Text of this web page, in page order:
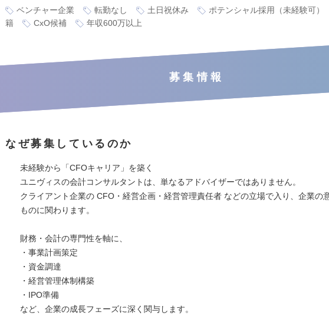
ベンチャー企業 転勤なし 土日祝休み
ポテンシャル採用（未経験可）
籍
CxO候補 年収600万以上
募集情報
なぜ募集しているのか
未経験から「CFOキャリア」を築く
ユニヴィスの会計コンサルタントは、単なるアドバイザーではありません。
クライアント企業の CFO・経営企画・経営管理責任者 などの立場で入り、企業の
ものに関わります。
財務・会計の専門性を軸に、
・事業計画策定
・資金調達
・経営管理体制構築
・IPO準備
など、企業の成長フェーズに深く関与します。